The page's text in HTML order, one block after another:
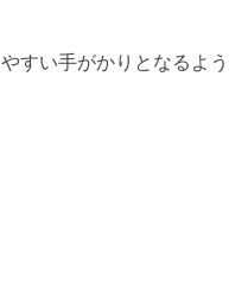
すい手がかりとなるよう